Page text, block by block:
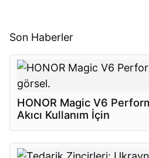
Son Haberler
HONOR Magic V6
Akıcı Kullanım İçin